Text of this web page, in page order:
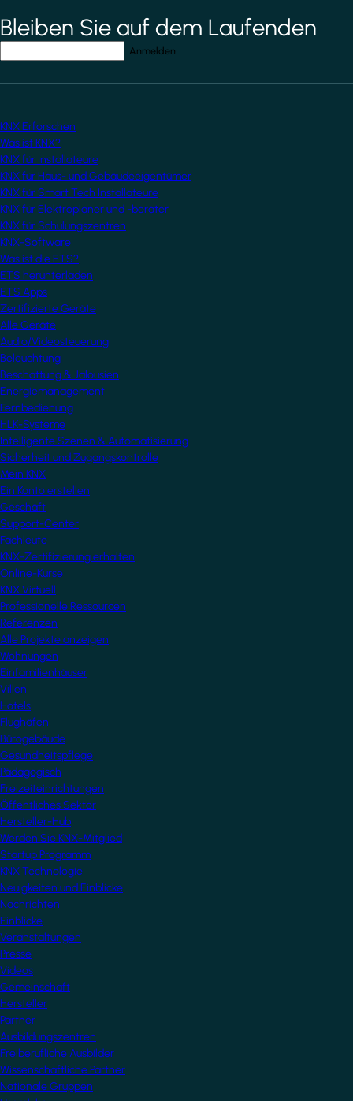
*indicates required field
Bleiben Sie auf dem Laufenden
KNX Erforschen
Was ist KNX?
KNX für Installateure
KNX für Haus- und Gebäudeeigentümer
KNX für Smart Tech Installateure
KNX für Elektroplaner und -berater
KNX für Schulungszentren
KNX-Software
Was ist die ETS?
ETS herunterladen
ETS Apps
Zertifizierte Geräte
Alle Geräte
Audio/Videosteuerung
Beleuchtung
Beschattung & Jalousien
Energiemanagement
Fernbedienung
HLK-Systeme
Intelligente Szenen & Automatisierung
Sicherheit und Zugangskontrolle
Mein KNX
Ein Konto erstellen
Geschäft
Support-Center
Fachleute
KNX-Zertifizierung erhalten
Online-Kurse
KNX Virtuell
Professionelle Ressourcen
Referenzen
Alle Projekte anzeigen
Wohnungen
Einfamilienhäuser
Villen
Hotels
Flughäfen
Bürogebäude
Gesundheitspflege
Pädagogisch
Freizeiteinrichtungen
Öffentliches Sektor
Hersteller-Hub
Werden Sie KNX-Mitglied
Startup Programm
KNX Technologie
Neuigkeiten und Einblicke
Nachrichten
Einblicke
Veranstaltungen
Presse
Videos
Gemeinschaft
Hersteller
Partner
Ausbildungszentren
Freiberufliche Ausbilder
Wissenschaftliche Partner
Nationale Gruppen